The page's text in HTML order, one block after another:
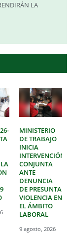
LA
MINISTERIO
DE TRABAJO
INICIA
INTERVENCIÓN
CONJUNTA
ANTE
DENUNCIA
DE PRESUNTA
VIOLENCIA EN
EL ÁMBITO
LABORAL
9 agosto, 2026